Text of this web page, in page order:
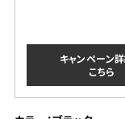
キャンペーン
こちら